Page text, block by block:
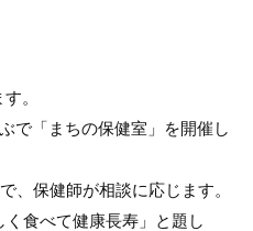
。
で「まちの保健室」を開催し
、保健師が相談に応じます。
食べて健康長寿」と題し